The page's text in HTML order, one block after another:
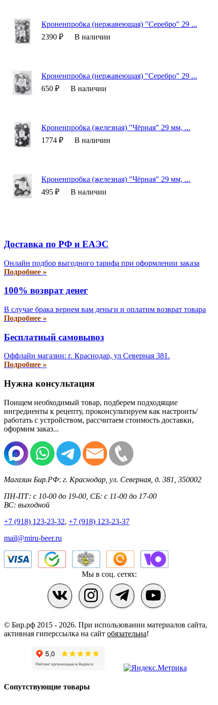
Кроненпробка (нержавеющая) "Серебро" 29 ...
2390 ₽
В наличии
Кроненпробка (нержавеющая) "Серебро" 29 ...
650 ₽
В наличии
Кроненпробка (железная) "Чёрная" 29 мм, ...
1774 ₽
В наличии
Кроненпробка (железная) "Чёрная" 29 мм, ...
495 ₽
В наличии
Доставка по РФ и EAЭС
Онлайн подбор выгодного тарифа при оформлении заказа
Подробнее »
100% возврат денег
В случае брака вернем вам деньги и оплатим возврат товара
Подробнее »
Бесплатный самовывоз
Оффлайн магазин: г. Краснодар, ул Северная 381.
Подробнее »
Нужна консультация
Поищем необходимый товар, подберем подходящие
ингредиенты к рецепту, проконсультируем как настроить/
работать с устройством, рассчитаем стоимость доставки,
оформим заказ...
Магазин Бир.РФ: г. Краснодар ул. Северная, д. 381 350002
ПН-ПТ: с 10-00 до 19-00, СБ: с 11-00 до 17-00
ВС: выходной
+7 (918) 123-23-32, +7 (918) 123-23-37
mail@miru-beer.ru
Мы в соц. сетях:
© Бир.рф 2015 - 2026. При использовании материалов сайта,
активная гиперссылка на сайт обязательна!
Сопутствующие товары